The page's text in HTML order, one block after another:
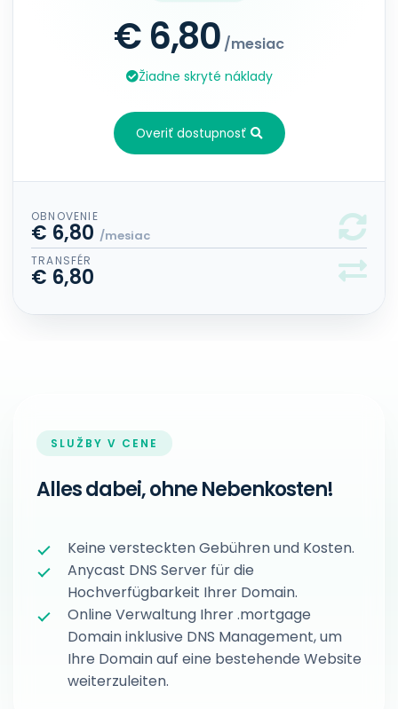
€ 6,80 /mesiac
Žiadne skryté náklady
Overiť dostupnosť
OBNOVENIE
€ 6,80 /mesiac
TRANSFÉR
€ 6,80
SLUŽBY V CENE
Alles dabei, ohne Nebenkosten!
Keine versteckten Gebühren und Kosten.
Anycast DNS Server für die
Hochverfügbarkeit Ihrer Domain.
Online Verwaltung Ihrer .mortgage
Domain inklusive DNS Management, um
Ihre Domain auf eine bestehende Website
weiterzuleiten.